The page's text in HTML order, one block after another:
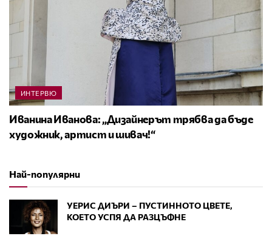
ИНТЕРВЮ
Иванина Иванова: „Дизайнерът трябва да бъде
художник, артист и шивач!“
Най-популярни
УЕРИС ДИЪРИ – ПУСТИННОТО ЦВЕТЕ,
КОЕТО УСПЯ ДА РАЗЦЪФНЕ